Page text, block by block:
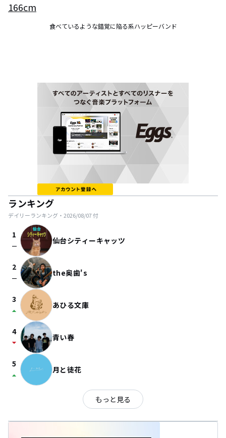
166cm
食べているような錯覚に陥る系ハッピーバンド
ランキング
デイリーランキング・ 2026/08/07付
1
check_indeterminate_small 仙台シティーキャッツ
2
check_indeterminate_small the奥歯's
3
arrow_drop_up あひる文庫
4
arrow_drop_down 青い春
5
arrow_drop_up 月と徒花
もっと見る